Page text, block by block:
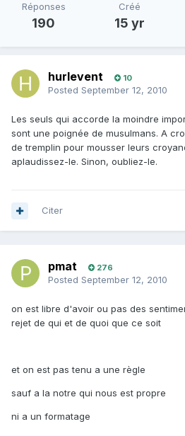
Réponses
190
Créé
15 yr
hurlevent 10
Posted September 12, 2010
Les seuls qui accorde la moindre
sont une poignée de musulmans. A
de tremplin pour mousser leurs
aplaudissez-le. Sinon, oubliez-le.
Citer
pmat 276
Posted September 12, 2010
on est libre d'avoir ou pas des
rejet de qui et de quoi que ce soit
et on est pas tenu a une règle
sauf a la notre qui nous est propre
ni a un formatage